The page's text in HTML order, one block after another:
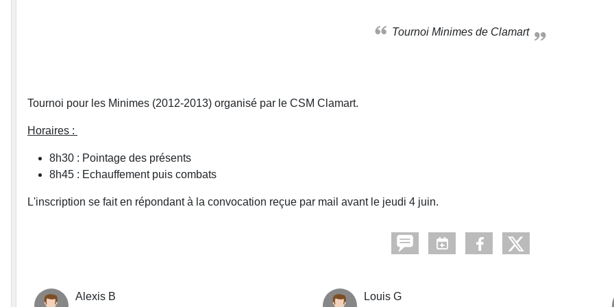
Tournoi Minimes de Clamart
Tournoi pour les Minimes (2012-2013) organisé par le CSM Clamart.
Horaires :
8h30 : Pointage des présents
8h45 : Echauffement puis combats
L'inscription se fait en répondant à la convocation reçue par mail avant le jeudi 4 juin.
Alexis B
Louis G